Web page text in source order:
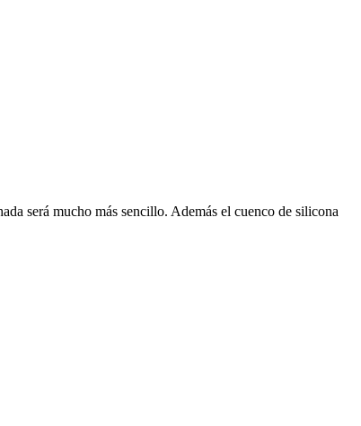
será mucho más sencillo. Además el cuenco de silicona